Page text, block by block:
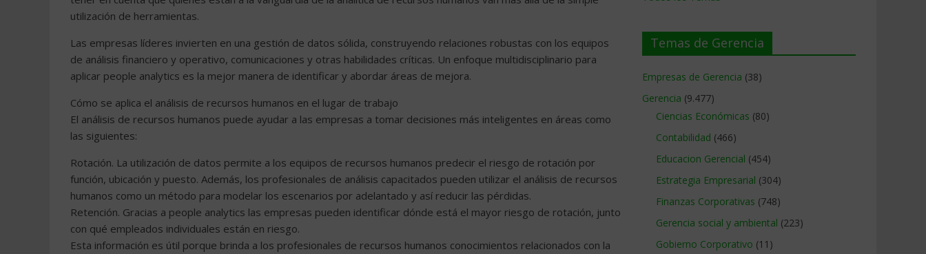
utilización de herramientas.
Las empresas líderes invierten en una gestión de datos sólida, construyendo relaciones robustas con los equipos
de análisis financiero y operativo, comunicaciones y otras habilidades críticas. Un enfoque multidisciplinario para
aplicar people analytics es la mejor manera de identificar y abordar áreas de mejora.
Cómo se aplica el análisis de recursos humanos en el lugar de trabajo
El análisis de recursos humanos puede ayudar a las empresas a tomar decisiones más inteligentes en áreas como
las siguientes:
Rotación. La utilización de datos permite a los equipos de recursos humanos predecir el riesgo de rotación por
función, ubicación y puesto. Además, los profesionales de análisis capacitados pueden utilizar el análisis de recursos
humanos como un método para modelar los escenarios por adelantado y así reducir las pérdidas.
Retención. Gracias a people analytics las empresas pueden identificar dónde está el mayor riesgo de rotación, junto
con qué empleados individuales están en riesgo.
Esta información es útil porque brinda a los profesionales de recursos humanos conocimientos relacionados con la
Temas de Gerencia
Empresas de Gerencia (38)
Gerencia (9.477)
Ciencias Económicas (80)
Contabilidad (466)
Educacion Gerencial (454)
Estrategia Empresarial (304)
Finanzas Corporativas (748)
Gerencia social y ambiental (223)
Gobierno Corporativo (11)